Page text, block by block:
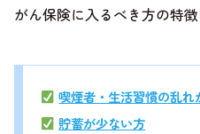
がん保険に入るべき方の特徴
喫煙者・生活習慣の乱れ
貯蓄が少ない方